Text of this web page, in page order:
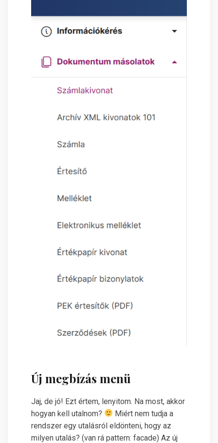
Új megbízás menü
Jaj, de jó! Ezt értem, lenyitom. Na most, akkor
hogyan kell utalnom?
Miért nem tudja a
rendszer egy utalásról eldönteni, hogy az
milyen utalás? (van rá pattern: facade) Az új